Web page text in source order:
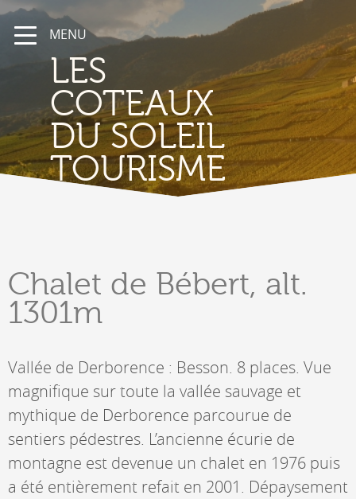
MENU
LES
COTEAUX
DU SOLEIL
TOURISME
Chalet de Bébert, alt.
1301m
Vallée de Derborence : Besson. 8 places. Vue
magnifique sur toute la vallée sauvage et
mythique de Derborence parcourue de
sentiers pédestres. L’ancienne écurie de
montagne est devenue un chalet en 1976 puis
a été entièrement refait en 2001. Dépaysement